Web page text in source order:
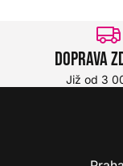
Doprava
Již od 3